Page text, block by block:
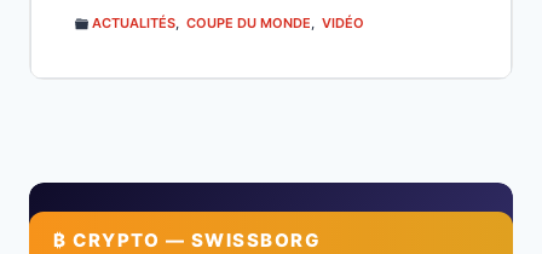
ACTUALITÉS, COUPE DU MONDE, VIDÉO
₿ CRYPTO — SWISSBORG